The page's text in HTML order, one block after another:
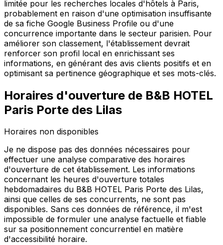
limitée pour les recherches locales d'hôtels à Paris,
probablement en raison d'une optimisation insuffisante
de sa fiche Google Business Profile ou d'une
concurrence importante dans le secteur parisien. Pour
améliorer son classement, l'établissement devrait
renforcer son profil local en enrichissant ses
informations, en générant des avis clients positifs et en
optimisant sa pertinence géographique et ses mots-clés.
Horaires d'ouverture de B&B HOTEL
Paris Porte des Lilas
Horaires non disponibles
Je ne dispose pas des données nécessaires pour
effectuer une analyse comparative des horaires
d'ouverture de cet établissement. Les informations
concernant les heures d'ouverture totales
hebdomadaires du B&B HOTEL Paris Porte des Lilas,
ainsi que celles de ses concurrents, ne sont pas
disponibles. Sans ces données de référence, il m'est
impossible de formuler une analyse factuelle et fiable
sur sa positionnement concurrentiel en matière
d'accessibilité horaire.